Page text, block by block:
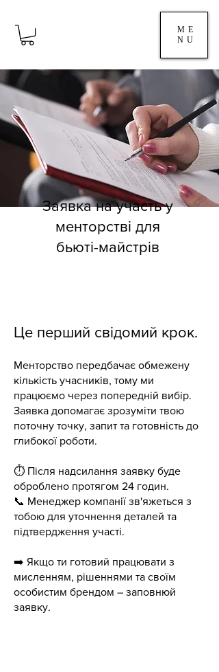
ME
NU
Заявка на участь у
менторстві для
бьюті-майстрів
Це перший свідомий крок.
Менторство передбачає обмежену
кількість учасників, тому ми
працюємо через попередній вибір.
Заявка допомагає зрозуміти твою
поточну точку, запит та готовність до
глибокої роботи.
⏱ Після надсилання заявку буде
оброблено протягом 24 годин.
📞 Менеджер компанії зв'яжеться з
тобою для уточнення деталей та
підтвердження участі.
➡️ Якщо ти готовий працювати з
мисленням, рішеннями та своїм
особистим брендом – заповнюй
заявку.